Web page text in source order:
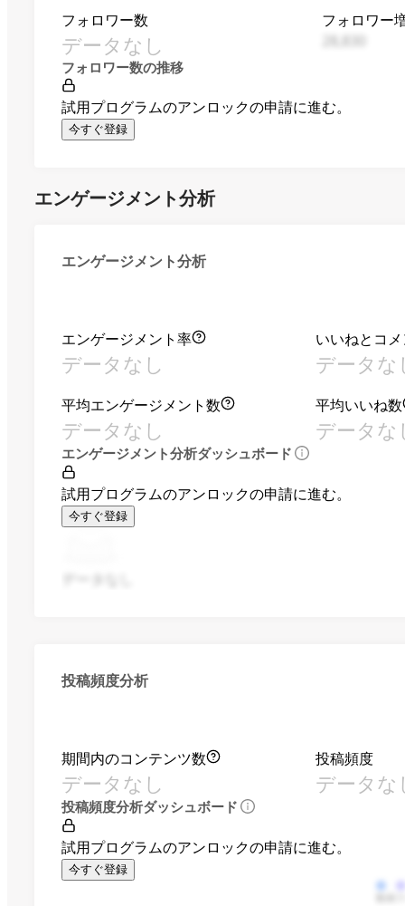
フォロワー数
データなし
フォロワー
フォロワー数の推移
試用プログラムのアンロックの申請に進む。
今すぐ登録
エンゲージメント分析
エンゲージメント分析
エンゲージメント率
データなし
いいねとコ
データな
平均エンゲージメント数
データなし
平均いいね数
データな
エンゲージメント分析ダッシュボード
試用プログラムのアンロックの申請に進む。
今すぐ登録
投稿頻度分析
期間内のコンテンツ数
データなし
投稿頻度
データな
投稿頻度分析ダッシュボード
試用プログラムのアンロックの申請に進む。
今すぐ登録